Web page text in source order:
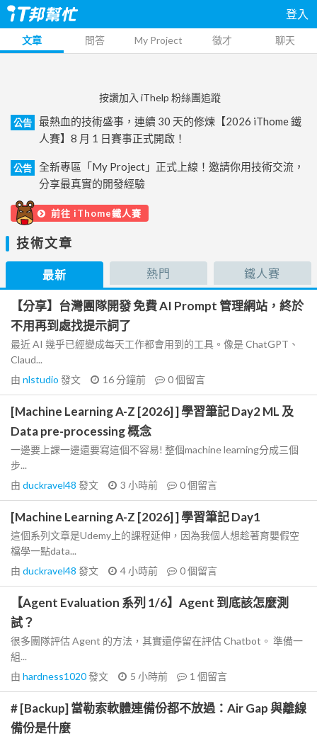
登入
文章 問答 My Project 徵才 聊天
按讚加入 iThelp 粉絲團追蹤
公告
最熱血的技術盛事，連續 30 天的修煉【2026 iThome 鐵
人賽】8 月 1 日賽事正式開啟！
公告
全新專區「My Project」正式上線！邀請你用技術交流，
分享最真實的開發經驗
前往 iThome鐵人賽
技術文章
最新 熱門 鐵人賽
【分享】台灣團隊開發 免費 AI Prompt 管理網站，終於
不用再到處找提示詞了
最近 AI 幾乎已經變成每天工作都會用到的工具。像是 ChatGPT、
Claud...
由 nlstudio 發文 16 分鐘前 0個留言
[Machine Learning A-Z [2026] ] 學習筆記 Day2 ML 及
Data pre-processing 概念
一邊要上課一邊還要寫這個不容易! 整個machine learning分成三個
步...
由 duckravel48 發文 3 小時前 0個留言
[Machine Learning A-Z [2026] ] 學習筆記 Day1
這個系列文章是Udemy上的課程延伸，因為我個人想趁著育嬰假空
檔學一點data...
由 duckravel48 發文 4 小時前 0個留言
【Agent Evaluation 系列 1/6】Agent 到底該怎麼測
試？
很多團隊評估 Agent 的方法，其實還停留在評估 Chatbot。 準備一
組...
由 hardness1020發文 5 小時前 1 個留言
# [Backup] 當勒索軟體連備份都不放過：Air Gap 與離線
備份是什麼